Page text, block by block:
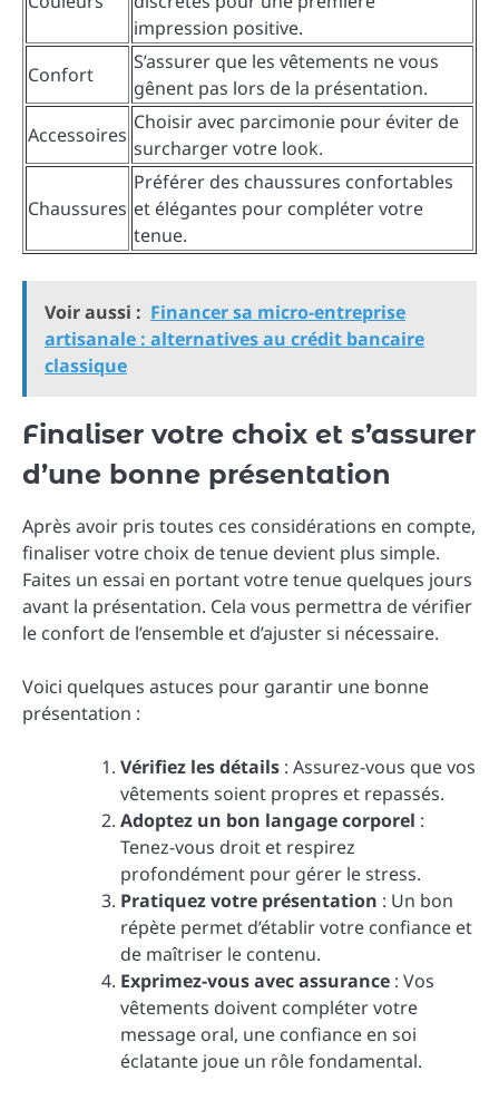
impression positive.
Confort
S’assurer que les vêtements ne vous
gênent pas lors de la présentation.
Accessoires
Choisir avec parcimonie pour éviter de
surcharger votre look.
Chaussures
Préférer des chaussures confortables
et élégantes pour compléter votre
tenue.
Voir aussi : Financer sa micro-entreprise
artisanale : alternatives au crédit bancaire
classique
Finaliser votre choix et s’assurer
d’une bonne présentation
Après avoir pris toutes ces considérations en compte,
finaliser votre choix de tenue devient plus simple.
Faites un essai en portant votre tenue quelques jours
avant la présentation. Cela vous permettra de vérifier
le confort de l’ensemble et d’ajuster si nécessaire.
Voici quelques astuces pour garantir une bonne
présentation :
Vérifiez les détails : Assurez-vous que vos
vêtements soient propres et repassés.
Adoptez un bon langage corporel :
Tenez-vous droit et respirez
profondément pour gérer le stress.
Pratiquez votre présentation : Un bon
répète permet d’établir votre confiance et
de maîtriser le contenu.
Exprimez-vous avec assurance : Vos
vêtements doivent compléter votre
message oral, une confiance en soi
éclatante joue un rôle fondamental.